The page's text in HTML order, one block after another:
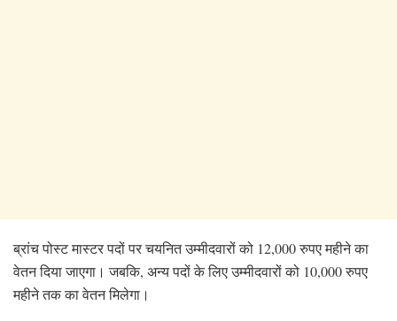
ब्रांच पोस्ट मास्टर पदों पर चयनित उम्मीदवारों को 12,000 रुपए महीने का
वेतन दिया जाएगा। जबकि, अन्य पदों के लिए उम्मीदवारों को 10,000 रुपए
महीने तक का वेतन मिलेगा।